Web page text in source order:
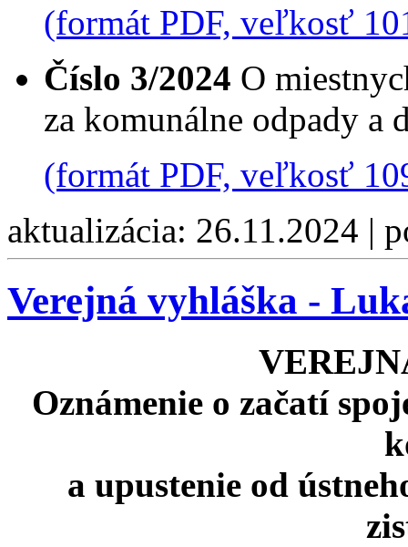
(formát PDF, veľkosť
Číslo 3/2024 O
za komunálne odpady a
(formát PDF, veľkosť
aktualizácia: 26.11.2024 |
Verejná vyhláška -
Oznámenie o začatí
a upustenie od